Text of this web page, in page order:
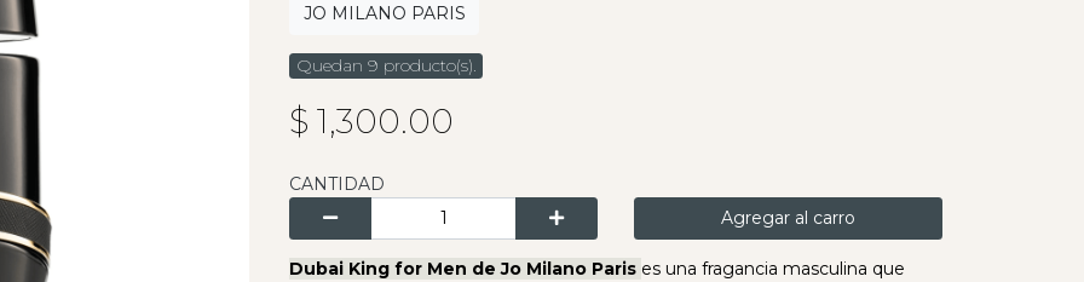
JO MILANO PARIS
Quedan 9 producto(s).
$ 1,300.00
CANTIDAD
Agregar al carro
Dubai King for Men de Jo Milano Paris es una fragancia masculina que